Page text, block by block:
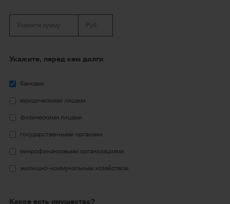
Укажите, перед кем долги
банками
юридическими лицами
физическими лицами
государственными органами
микрофинансовыми организациями
жилищно-коммунальным хозяйством
Какое есть имущество?